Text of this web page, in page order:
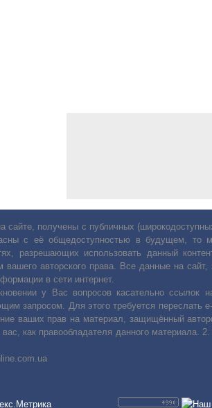
сайте, получены с публичных
с её общедоступностью в будущем, то
разрешающих использовать данный
авторского права. Все данные на
в сети интернет.
у Вас вопросов касательно
запросом. Для этого требуется переслать
ваших прав на материал, защищённый
как правообладателя данного